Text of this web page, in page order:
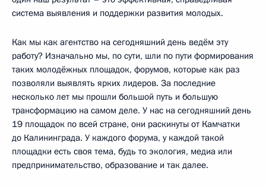
система выявления и поддержки развития молодых.
Как мы как агентство на сегодняшний день ведём эту
работу? Изначально мы, по сути, шли по пути формирования
таких молодёжных площадок, форумов, которые как раз
позволяли выявлять ярких лидеров. За последние
несколько лет мы прошли большой путь и большую
трансформацию на самом деле. У нас на сегодняшний день
19 площадок по всей стране, они раскинуты от Камчатки
до Калининграда. У каждого форума, у каждой такой
площадки есть своя тема, будь то экология, медиа или
предпринимательство, образование и так далее.